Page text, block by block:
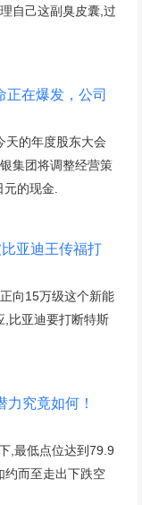
自己这副臭皮囊,过
正在爆发，公司
天的年度股东大会
集团将调整经营策
的现金.
亚迪王传福打
向15万级这个新能
,比亚迪要打断特斯
究竟如何！
,最低点位达到79.9
而至走出下跌空